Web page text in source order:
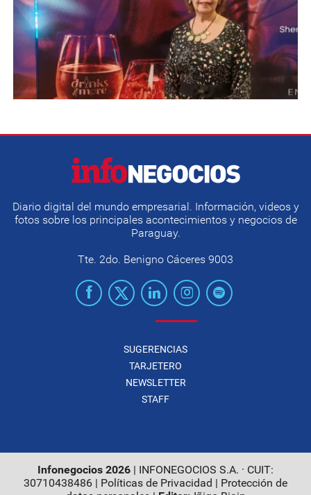
Diario digital del mundo empresarial. Información, videos y
fotos sobre los principales acontecimientos y negocios de
Paraguay.
Tte. 2do. Benigno Cáceres 9003
SUGERENCIAS
TARJETERO
NEWSLETTER
STAFF
Infonegocios 2026 | INFONEGOCIOS S.A. · CUIT:
30710438486 | Políticas de Privacidad | Protección de